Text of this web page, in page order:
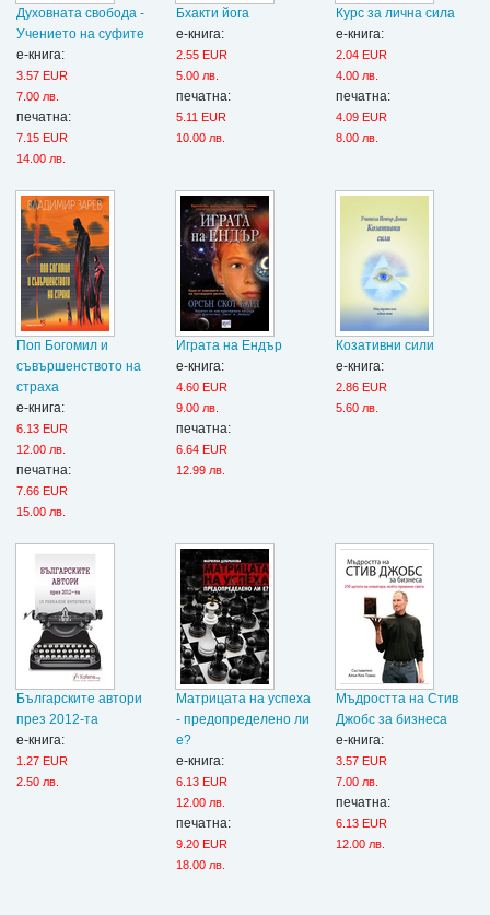
Духовната свобода -
Учението на суфите
е-книга:
3.57 EUR
7.00 лв.
печатна:
7.15 EUR
14.00 лв.
Бхакти йога
е-книга:
2.55 EUR
5.00 лв.
печатна:
5.11 EUR
10.00 лв.
Курс за лична сила
е-книга:
2.04 EUR
4.00 лв.
печатна:
4.09 EUR
8.00 лв.
Поп Богомил и
съвършенството на
страха
е-книга:
6.13 EUR
12.00 лв.
печатна:
7.66 EUR
15.00 лв.
Играта на Ендър
е-книга:
4.60 EUR
9.00 лв.
печатна:
6.64 EUR
12.99 лв.
Козативни сили
е-книга:
2.86 EUR
5.60 лв.
Българските автори
през 2012-та
е-книга:
1.27 EUR
2.50 лв.
Матрицата на успеха
- предопределено ли
е?
е-книга:
6.13 EUR
12.00 лв.
печатна:
9.20 EUR
18.00 лв.
Мъдростта на Стив
Джобс за бизнеса
е-книга:
3.57 EUR
7.00 лв.
печатна:
6.13 EUR
12.00 лв.